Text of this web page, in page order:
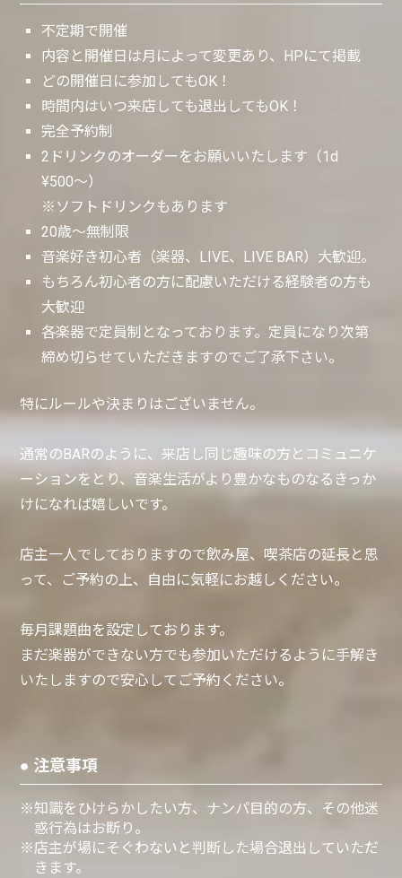
不定期で開催
内容と開催日は月によって変更あり、HPにて掲載
どの開催日に参加してもOK！
時間内はいつ来店しても退出してもOK！
完全予約制
2ドリンクのオーダーをお願いいたします（1d
¥500〜）
※ソフトドリンクもあります
20歳〜無制限
音楽好き初心者（楽器、LIVE、LIVE BAR）大歓迎。
もちろん初心者の方に配慮いただける経験者の方も
大歓迎
各楽器で定員制となっております。定員になり次第
締め切らせていただきますのでご了承下さい。
特にルールや決まりはございません。
通常のBARのように、来店し同じ趣味の方とコミュニケ
ーションをとり、音楽生活がより豊かなものなるきっか
けになれば嬉しいです。
店主一人でしておりますので飲み屋、喫茶店の延長と思
って、ご予約の上、自由に気軽にお越しください。
毎月課題曲を設定しております。
まだ楽器ができない方でも参加いただけるように手解き
いたしますので安心してご予約ください。
● 注意事項
※知識をひけらかしたい方、ナンパ目的の方、その他迷
惑行為はお断り。
※店主が場にそぐわないと判断した場合退出していただ
きます。